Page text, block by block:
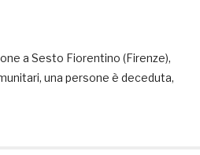
a Sesto Fiorentino (Firenze),
una persone è deceduta,